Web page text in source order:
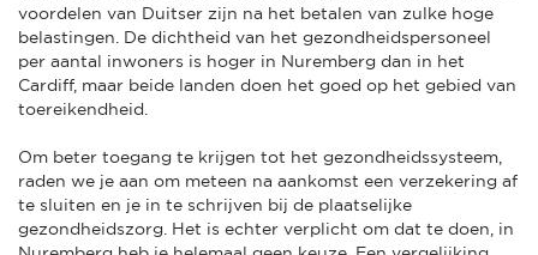
voordelen van Duitser zijn na het betalen van zulke hoge
belastingen. De dichtheid van het gezondheidspersoneel
per aantal inwoners is hoger in Nuremberg dan in het
Cardiff, maar beide landen doen het goed op het gebied van
toereikendheid.
Om beter toegang te krijgen tot het gezondheidssysteem,
raden we je aan om meteen na aankomst een verzekering af
te sluiten en je in te schrijven bij de plaatselijke
gezondheidszorg. Het is echter verplicht om dat te doen, in